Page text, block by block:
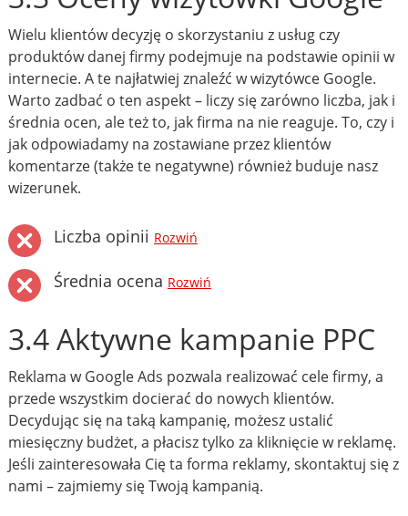
Wielu klientów decyzję o skorzystaniu z usług czy
produktów danej firmy podejmuje na podstawie opinii w
internecie. A te najłatwiej znaleźć w wizytówce Google.
Warto zadbać o ten aspekt – liczy się zarówno liczba, jak i
średnia ocen, ale też to, jak firma na nie reaguje. To, czy i
jak odpowiadamy na zostawiane przez klientów
komentarze (także te negatywne) również buduje nasz
wizerunek.
Liczba opinii Rozwiń
Średnia ocena Rozwiń
3.4 Aktywne kampanie PPC
Reklama w Google Ads pozwala realizować cele firmy, a
przede wszystkim docierać do nowych klientów.
Decydując się na taką kampanię, możesz ustalić
miesięczny budżet, a płacisz tylko za kliknięcie w reklamę.
Jeśli zainteresowała Cię ta forma reklamy, skontaktuj się z
nami – zajmiemy się Twoją kampanią.